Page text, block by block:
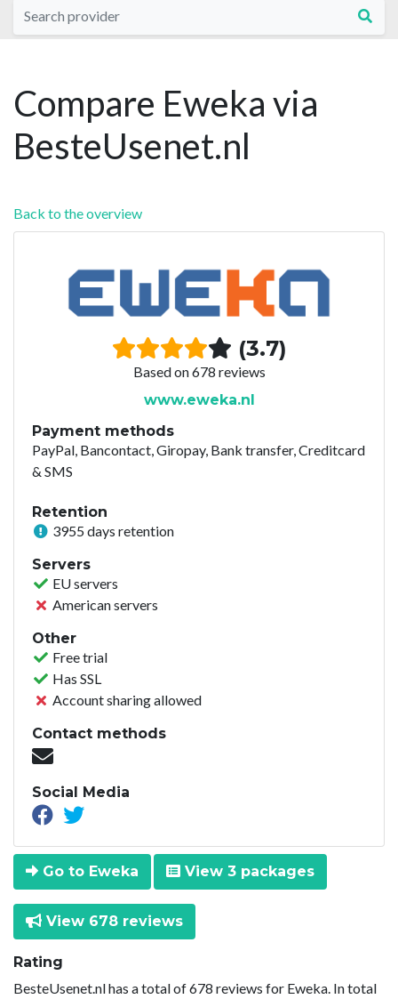
Compare Eweka via
BesteUsenet.nl
Back to the overview
(3.7)
Based on 678 reviews
www.eweka.nl
Payment methods
PayPal, Bancontact, Giropay, Bank transfer, Creditcard
& SMS
Retention
3955 days retention
Servers
EU servers
American servers
Other
Free trial
Has SSL
Account sharing allowed
Contact methods
Social Media
Go to Eweka View 3 packages
View 678 reviews
Rating
BesteUsenet.nl has a total of 678 reviews for Eweka. In total